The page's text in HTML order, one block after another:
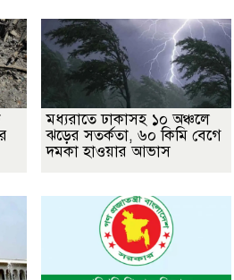
মধ্যরাতে ঢাকাসহ ১০ অঞ্চলে
ঝড়ের সতর্কতা, ৬০ কিমি বেগে
দমকা হাওয়ার আভাস